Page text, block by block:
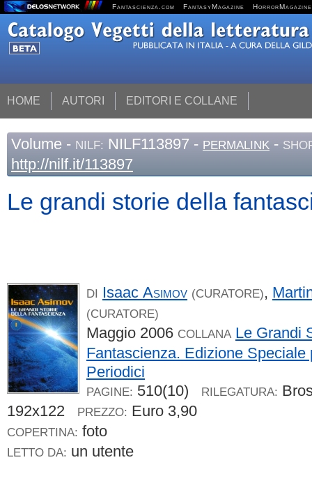
Fantascienza.com FantasyMagazine HorrorMagazine
HOME AUTORI EDITORI E COLLANE
Volume - NILF: NILF113897 - PERMALINK -
http://nilf.it/113897
Le grandi storie della
DI Isaac Asimov (CURATORE),
(CURATORE)
Maggio 2006 COLLANA Le Grandi
Fantascienza. Edizione Speciale
Periodici
PAGINE: 510(10) RILEGATURA:
192x122
PREZZO: Euro 3,90
COPERTINA: foto
LETTO DA: un utente